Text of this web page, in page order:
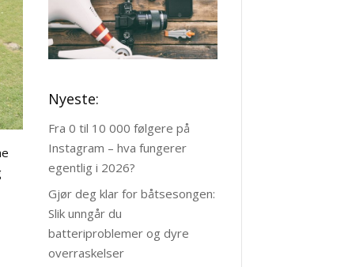
Nyeste:
Fra 0 til 10 000 følgere på
Instagram – hva fungerer
egentlig i 2026?
Gjør deg klar for båtsesongen:
Slik unngår du
batteriproblemer og dyre
overraskelser